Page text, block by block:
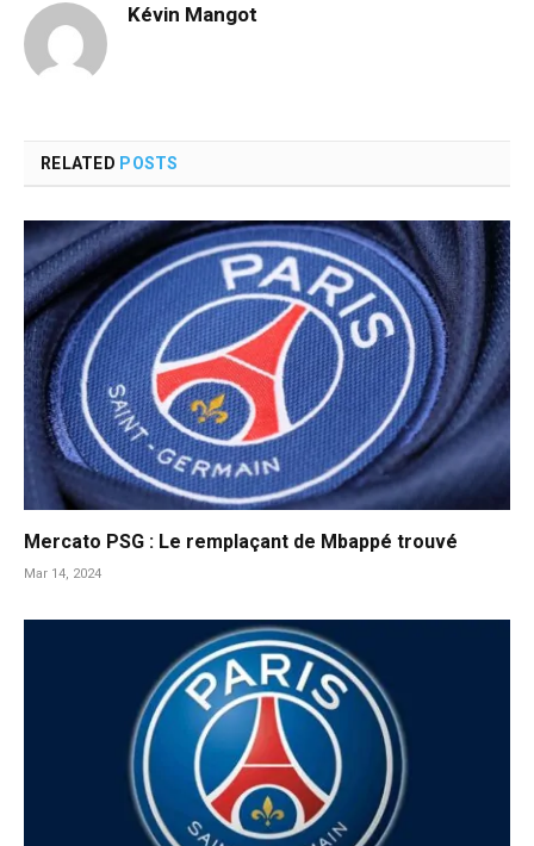
Kévin Mangot
RELATED POSTS
Mercato PSG : Le remplaçant de Mbappé trouvé
Mar 14, 2024